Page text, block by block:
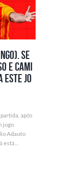
Se
e cami
este jo
após
jogo
Adauto